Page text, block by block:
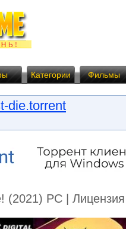
Категории Фильмы
die.torrent
(2021) PC |